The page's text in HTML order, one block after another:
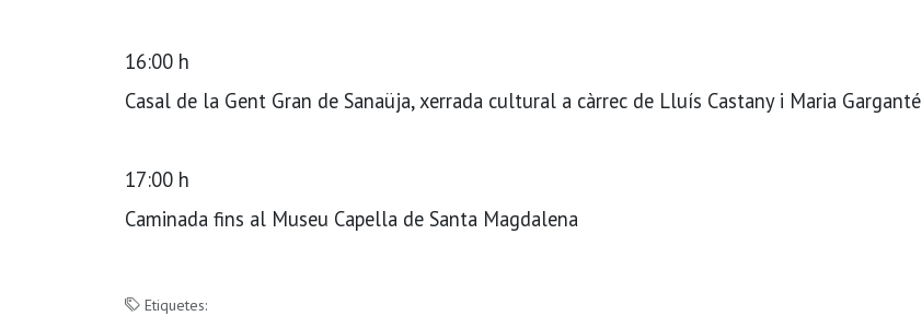
16:00 h
Casal de la Gent Gran de Sanaüja, xerrada cultural a càrrec de Lluís Castany i Maria Garganté
17:00 h
Caminada fins al Museu Capella de Santa Magdalena
Etiquetes: